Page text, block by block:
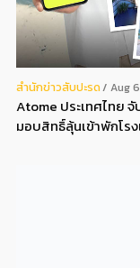
สํานักข่าวสับปะรด Aug
Atome ประเทศไทย
มอบสิทธิ์ลุ้นเข้าพักโร